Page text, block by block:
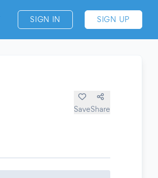
SIGN IN SIGN UP
SaveShare